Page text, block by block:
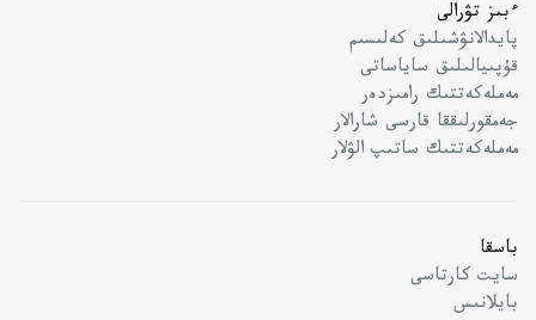
ءبىز تۋرالى
پايدالانۋشىلىق كەلىسىم
قۇپىيالىلىق ساياساتى
مەملەكەتتىك رامىزدەر
جەمقورلىققا قارسى شارالار
مەملەكەتتىك ساتىپ الۋلار
باسقا
سايت كارتاسى
بايلانىس